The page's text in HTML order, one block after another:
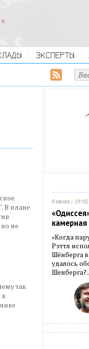
ЭКСПЕРТЫ
В плане
не
так
к
8 июля / 19:02
«Когда
Рэттл
Шёнберга
удалось